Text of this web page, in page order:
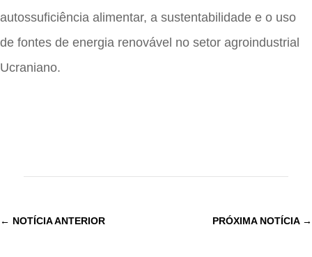
autossuficiência alimentar, a sustentabilidade e o uso
de fontes de energia renovável no setor agroindustrial
Ucraniano.
← NOTÍCIA ANTERIOR PRÓXIMA NOTÍCIA→